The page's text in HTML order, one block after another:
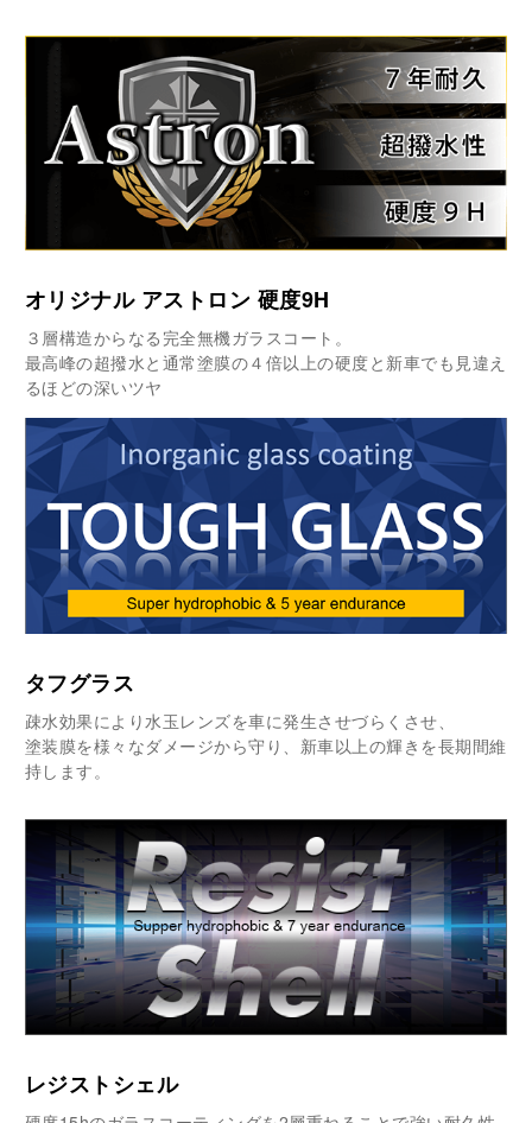
オリジナル アストロン 硬度9H
３層構造からなる完全無機ガラスコート。
最高峰の超撥水と通常塗膜の４倍以上の硬度と新車でも 見違え
るほどの深いツヤ
タフグラス
疎水効果により水玉レンズを車に発生させづらくさせ、
塗装膜を様々なダメージから守り、新車以上の輝きを長期間維
持します。
レジストシェル